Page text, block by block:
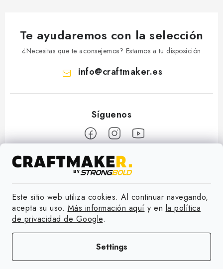
Este sitio web utiliza cookies. Al continuar navegando,
acepta su uso. Más información aquí y en la política
de privacidad de Google.
Settings
Te ayudaremos con la selección
¿Necesitas que te aconsejemos? Estamos a tu disposición
info@craftmaker.es
Contacto
Envío
Términos y condiciones
Aceptamos pagos en línea
Creado por Shoptet Premium
configuración de cookies